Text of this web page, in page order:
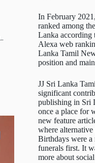
In February
ranked among
Lanka according
Alexa web
Lanka Tamil
position and
JJ Sri Lanka
significant
publishing in Sri
once a place for
new feature
where
Birthdays were a
funerals first. It
more about